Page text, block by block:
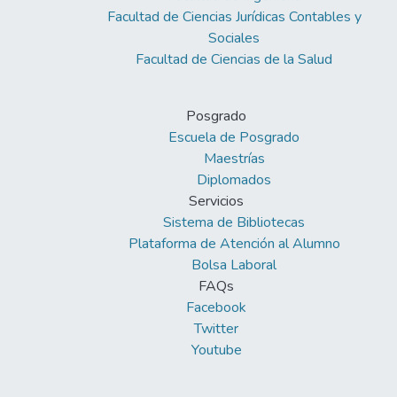
Facultad de Ciencias Jurídicas Contables y
Sociales
Facultad de Ciencias de la Salud
Posgrado
Escuela de Posgrado
Maestrías
Diplomados
Servicios
Sistema de Bibliotecas
Plataforma de Atención al Alumno
Bolsa Laboral
FAQs
Facebook
Twitter
Youtube